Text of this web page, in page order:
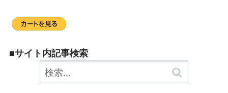
■サイト内記事検索